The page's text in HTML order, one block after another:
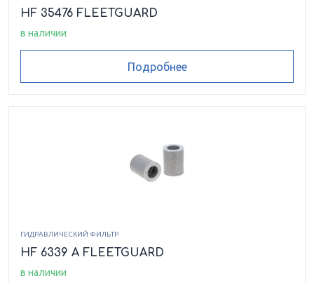
HF 35476 FLEETGUARD
в наличии
Подробнее
ГИДРАВЛИЧЕСКИЙ ФИЛЬТР
HF 6339 A FLEETGUARD
в наличии